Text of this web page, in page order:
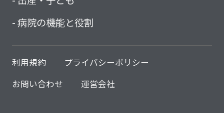
病院の機能と役割
利用規約
プライバシーポリシー
お問い合わせ
運営会社